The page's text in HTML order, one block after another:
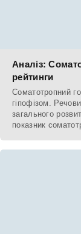
Аналіз:
рейтинги
Соматотропний
гіпофізом.
загального
показник